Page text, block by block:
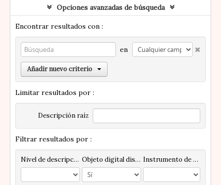
Opciones avanzadas de búsqueda
Encontrar resultados con :
en
Añadir nuevo criterio
Limitar resultados por :
Descripción raíz
Filtrar resultados por :
Nivel de descripción Objeto digital disponibles Instrumento de descripción